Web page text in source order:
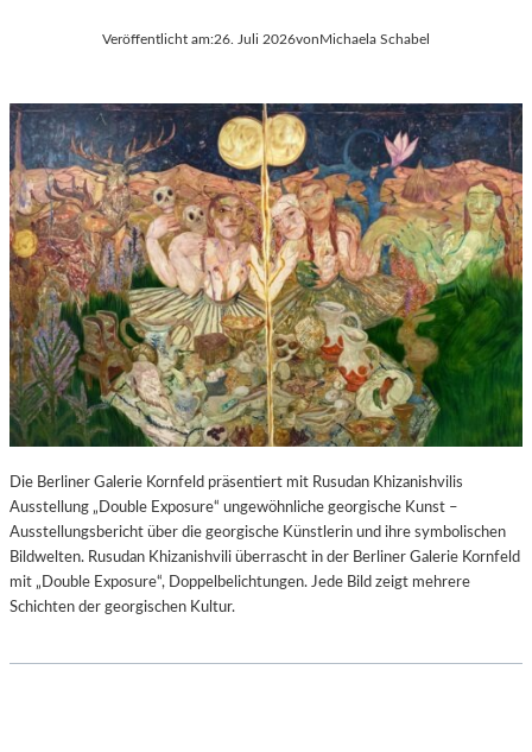
Veröffentlicht am:26. Juli 2026vonMichaela Schabel
Die Berliner Galerie Kornfeld präsentiert mit Rusudan Khizanishvilis
Ausstellung „Double Exposure“ ungewöhnliche georgische Kunst –
Ausstellungsbericht über die georgische Künstlerin und ihre symbolischen
Bildwelten. Rusudan Khizanishvili überrascht in der Berliner Galerie Kornfeld
mit „Double Exposure“, Doppelbelichtungen. Jede Bild zeigt mehrere
Schichten der georgischen Kultur.